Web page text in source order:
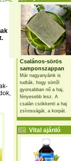
Csalános-sörös
samponszappan
Már nagyanyáink is
tudták, hogy sörtől
gyorsabban nő a haj,
fényesebb lesz. A
csalán csökkenti a haj
zsírosságát, a korpát.
Vital ajánló